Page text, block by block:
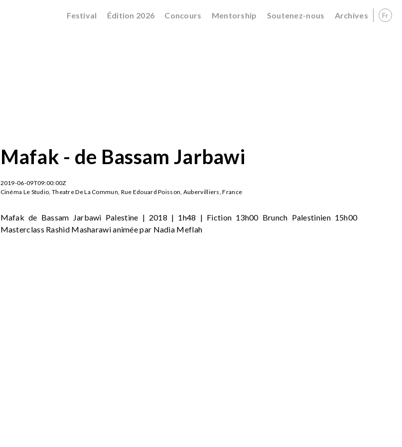
Festival Édition 2026 Concours Mentorship Soutenez-nous Archives Fr
Mafak - de Bassam Jarbawi
2019-06-09T09:00:00Z
Cinéma Le Studio, Theatre De La Commun, Rue Edouard Poisson, Aubervilliers, France
Mafak de Bassam Jarbawi Palestine | 2018 | 1h48 | Fiction 13h00 Brunch Palestinien 15h00
Masterclass Rashid Masharawi animée par Nadia Meflah